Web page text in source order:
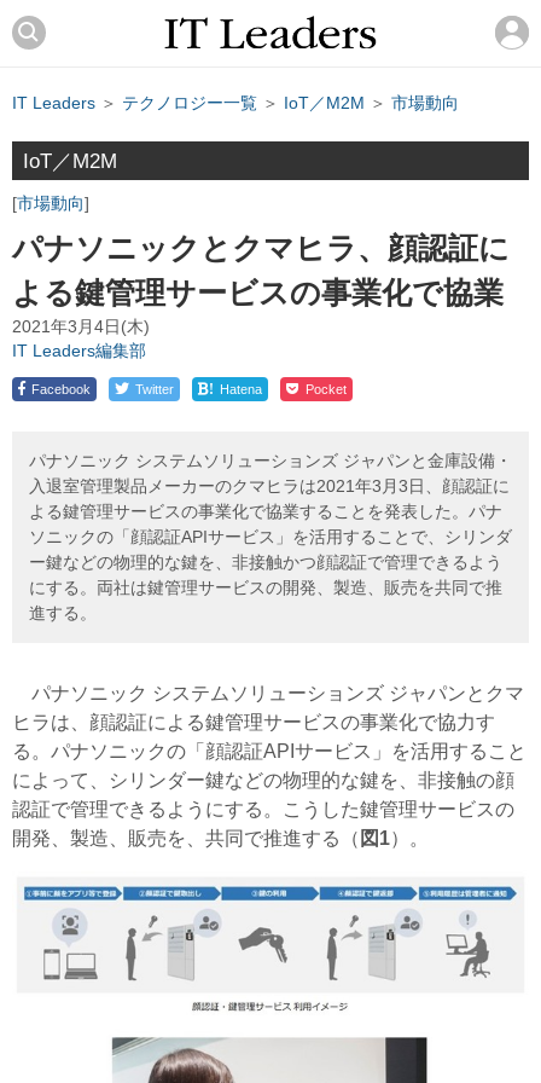
IT Leaders ＞ テクノロジー一覧 ＞ IoT／M2M ＞ 市場動向
IoT／M2M
市場動向
パナソニックとクマヒラ、顔認証に
よる鍵管理サービスの事業化で協業
2021年3月4日(木)
IT Leaders編集部
Facebook Twitter ! Hatena Pocket
パナソニック システムソリューションズ ジャパンと金庫設備・
入退室管理製品メーカーのクマヒラは2021年3月3日、顔認証に
よる鍵管理サービスの事業化で協業することを発表した。パナ
ソニックの「顔認証APIサービス」を活用することで、シリンダ
ー鍵などの物理的な鍵を、非接触かつ顔認証で管理できるよう
にする。両社は鍵管理サービスの開発、製造、販売を共同で推
進する。
パナソニック システムソリューションズ ジャパンとクマ
ヒラは、顔認証による鍵管理サービスの事業化で協力す
る。パナソニックの「顔認証APIサービス」を活用すること
によって、シリンダー鍵などの物理的な鍵を、非接触の顔
認証で管理できるようにする。こうした鍵管理サービスの
開発、製造、販売を、共同で推進する（ 図1）。